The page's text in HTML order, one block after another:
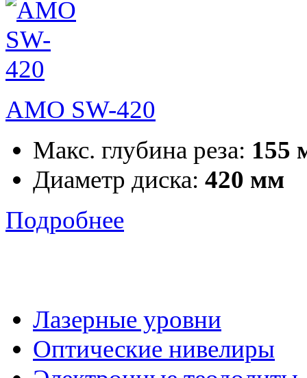
AMO SW-420
Макс. глубина реза: 155
Диаметр диска: 420 мм
Подробнее
Лазерные уровни
Оптические нивелиры